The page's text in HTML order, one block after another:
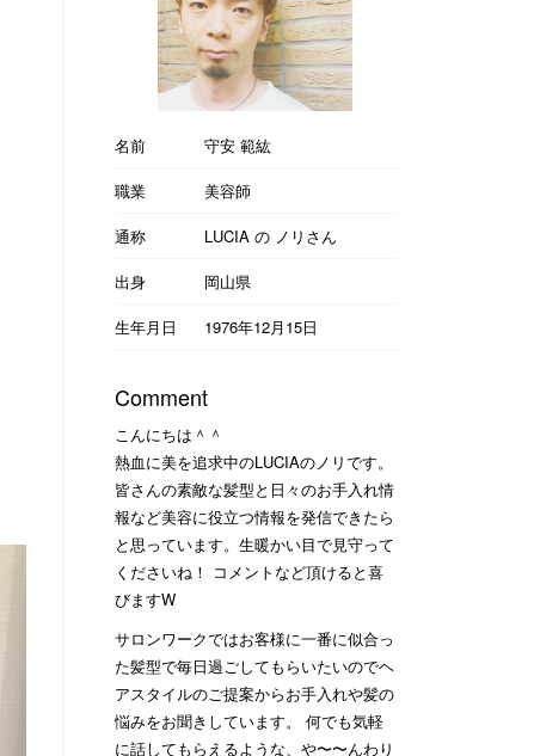
名前
守安 範紘
職業
美容師
通称
LUCIA の ノリさん
出身
岡山県
生年月日
1976年12月15日
Comment
こんにちは＾＾
熱血に美を追求中のLUCIAのノリです。
皆さんの素敵な髪型と日々のお手入れ情
報など美容に役立つ情報を発信できたら
と思っています。生暖かい目で見守って
くださいね！ コメントなど頂けると喜
びますW
サロンワークではお客様に一番に似合っ
た髪型で毎日過ごしてもらいたいのでヘ
アスタイルのご提案からお手入れや髪の
悩みをお聞きしています。 何でも気軽
に話してもらえるような、や〜〜んわり